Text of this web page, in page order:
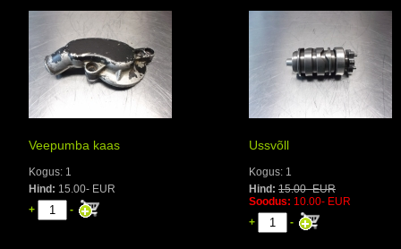
Veepumba kaas
Kogus: 1
Hind: 15.00- EUR
+
-
Ussvõll
Kogus: 1
Hind: 15.00- EUR
Soodus: 10.00- EUR
+
-